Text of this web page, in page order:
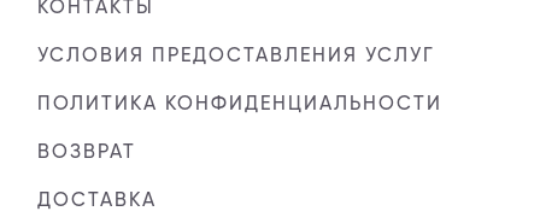
КОНТАКТЫ
УСЛОВИЯ ПРЕДОСТАВЛЕНИЯ УСЛУГ
ПОЛИТИКА КОНФИДЕНЦИАЛЬНОСТИ
ВОЗВРАТ
ДОСТАВКА